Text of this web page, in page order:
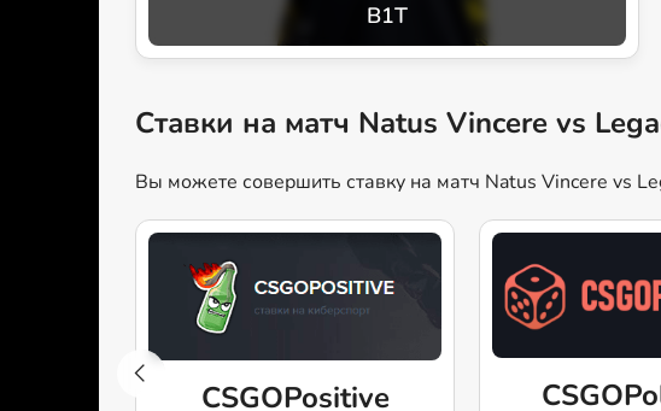
B1T
Ставки на матч Natus Vincere vs
Вы можете совершить ставку на матч Natus Vincere vs
CSGOPositive